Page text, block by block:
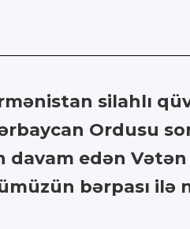
silahlı
Ordusu
davam edən
bərpası ilə